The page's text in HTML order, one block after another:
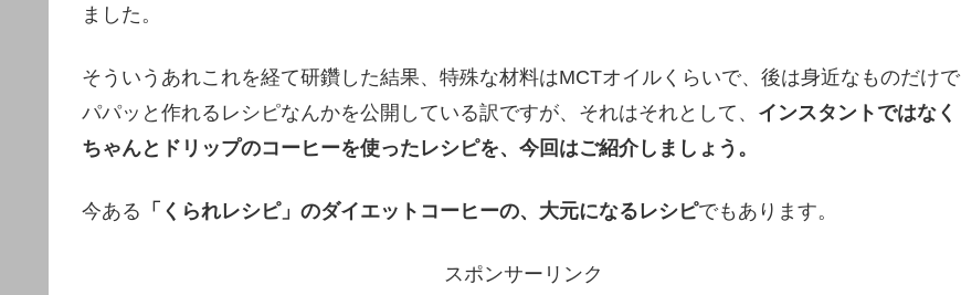
ました。
そういうあれこれを経て研鑽した結果、特殊な材料はMCTオイルくらいで、後は身近なものだけで
パパッと作れるレシピなんかを公開している訳ですが、それはそれとして、 インスタントではなく
ちゃんとドリップのコーヒーを使ったレシピを、今回はご紹介しましょう。
今ある 「くられレシピ」のダイエットコーヒーの、大元になるレシピでもあります。
スポンサーリンク